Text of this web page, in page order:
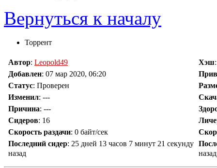
Вернуться к началу
Торрент
Автор: Leopold49 Хэш
Добавлен: 07 мар 2020, 06:20
Статус: Проверен
Изменил: ---
Причина: ---
Сидеров: 16
Скорость раздачи: 0 байт/сек
Последний сидер: 25 дней 13 часов 7 минут 21 секунду
назад
назад